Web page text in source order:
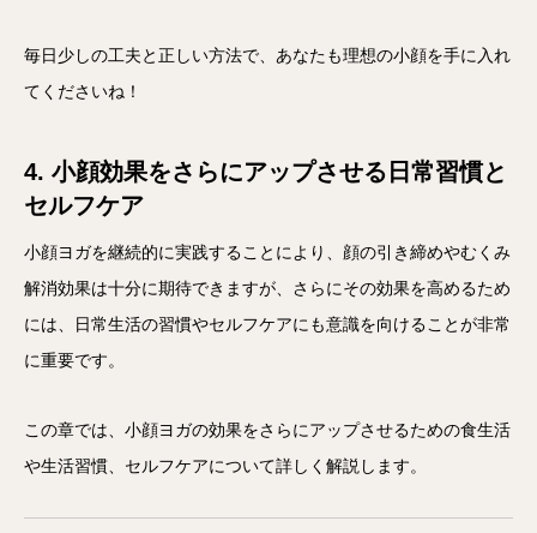
毎日少しの工夫と正しい方法で、あなたも理想の小顔を手に入れ
てくださいね！
4. 小顔効果をさらにアップさせる日常習慣と
セルフケア
小顔ヨガを継続的に実践することにより、顔の引き締めやむくみ
解消効果は十分に期待できますが、さらにその効果を高めるため
には、日常生活の習慣やセルフケアにも意識を向けることが非常
に重要です。
この章では、小顔ヨガの効果をさらにアップさせるための食生活
や生活習慣、セルフケアについて詳しく解説します。